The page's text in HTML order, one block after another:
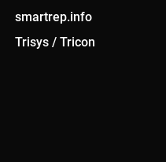
smartrep.info
Trisys / Tricon